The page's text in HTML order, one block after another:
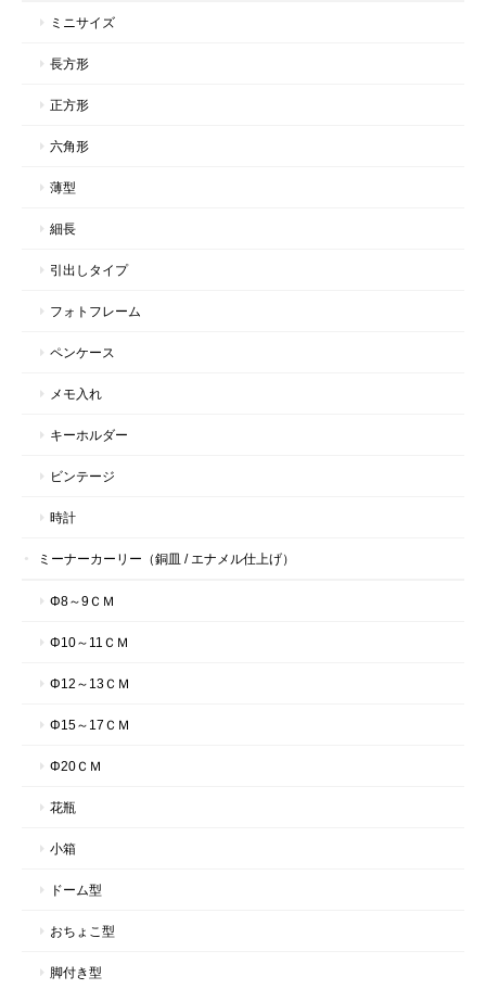
ミニサイズ
長方形
正方形
六角形
薄型
細長
引出しタイプ
フォトフレーム
ペンケース
メモ入れ
キーホルダー
ビンテージ
時計
ミーナーカーリー（銅皿 / エナメル仕上げ）
Φ8～9ＣＭ
Φ10～11ＣＭ
Φ12～13ＣＭ
Φ15～17ＣＭ
Φ20ＣＭ
花瓶
小箱
ドーム型
おちょこ型
脚付き型